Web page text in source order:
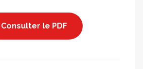
Consulter le PDF